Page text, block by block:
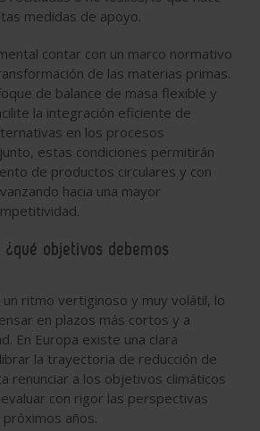
medidas de apoyo.
contar con un marco normativo
de las materias primas.
de balance de masa flexible y
la integración eficiente de
en los procesos
estas condiciones permitirán
de productos circulares y con
hacia una mayor
objetivos debemos
un ritmo vertiginoso y muy volátil, lo
en plazos más cortos y a
En Europa existe una clara
la trayectoria de reducción de
renunciar a los objetivos climáticos
con rigor las perspectivas
años.